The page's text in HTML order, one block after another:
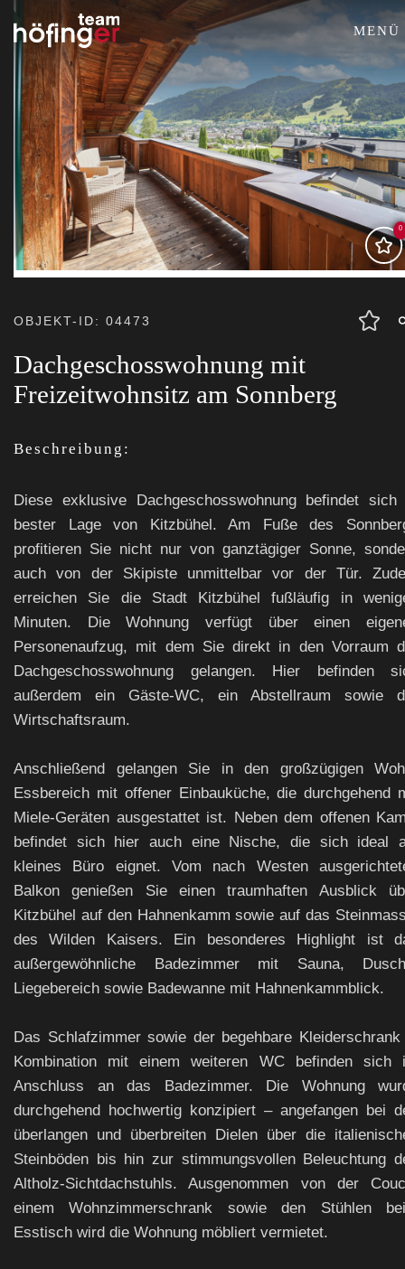
MENÜ
0
OBJEKT-ID: 04473
Dachgeschosswohnung mit
Freizeitwohnsitz am Sonnberg
Beschreibung:
Diese exklusive Dachgeschosswohnung befindet sich
bester Lage von Kitzbühel. Am Fuße des
profitieren Sie nicht nur von ganztägiger Sonne,
auch von der Skipiste unmittelbar vor der Tür.
erreichen Sie die Stadt Kitzbühel fußläufig in
Minuten. Die Wohnung verfügt über einen
Personenaufzug, mit dem Sie direkt in den Vorraum
Dachgeschosswohnung gelangen. Hier befinden
außerdem ein Gäste-WC, ein Abstellraum sowie
Wirtschaftsraum.
Anschließend gelangen Sie in den großzügigen
Essbereich mit offener Einbauküche, die durchgehend
Miele-Geräten ausgestattet ist. Neben dem offenen
befindet sich hier auch eine Nische, die sich ideal
kleines Büro eignet. Vom nach Westen
Balkon genießen Sie einen traumhaften Ausblick
Kitzbühel auf den Hahnenkamm sowie auf das
des Wilden Kaisers. Ein besonderes Highlight ist
außergewöhnliche Badezimmer mit Sauna,
Liegebereich sowie Badewanne mit Hahnenkammblick.
Das Schlafzimmer sowie der begehbare Kleiderschrank
Kombination mit einem weiteren WC befinden sich
Anschluss an das Badezimmer. Die Wohnung
durchgehend hochwertig konzipiert – angefangen bei
überlangen und überbreiten Dielen über die
Steinböden bis hin zur stimmungsvollen Beleuchtung
Altholz-Sichtdachstuhls. Ausgenommen von der
einem Wohnzimmerschrank sowie den Stühlen
Esstisch wird die Wohnung möbliert vermietet.